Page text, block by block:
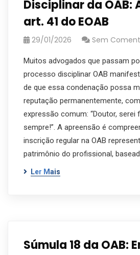
Disciplinar da OAB:
art. 41 do EOAB
29/01/2026 Sem
Muitos advogados que passam
processo disciplinar OAB
de que essa condenação possa
reputação permanentemente,
expressão comum: “Doutor, serei
sempre!”. A apreensão é
inscrição regular na OAB
patrimônio do profissional,
Ler Mais
Súmula 18 da OAB: